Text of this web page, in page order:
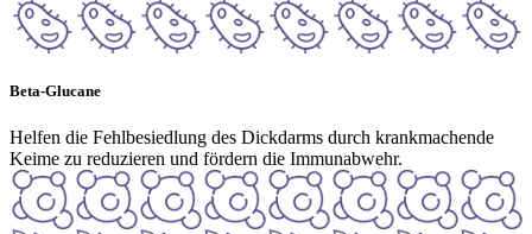
Beta-Glucane
Helfen die Fehlbesiedlung des Dickdarms durch krankmachende
Keime zu reduzieren und fördern die Immunabwehr.